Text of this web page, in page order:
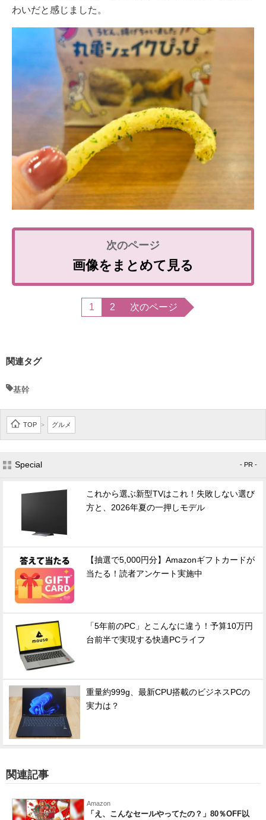
わいだと感じました。
画像をまとめて見る
1 2 次のページ
関連タグ
基幹
TOP > グルメ
Special - PR -
これから選ぶ新型TVはこれ！失敗しない選び
方と、2026年夏の一押しモデル
【抽選で5,000円分】Amazonギフトカードが
当たる！読者アンケート実施中
「5年前のPC」とこんなに違う！予算10万円
台前半で実現する快適PCライフ
重量約999g、最新CPU搭載のビジネスPCの
実力は？
関連記事
Amazon
「え、こんなセールやってたの？」80％OFF以